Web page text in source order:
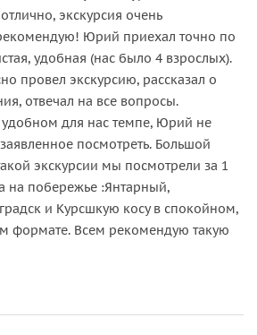
экскурсия очень
Юрий приехал точно по
удобная (нас было 4 взрослых).
провел экскурсию, рассказал о
отвечал на все вопросы.
для нас темпе, Юрий не
посмотреть. Большой
экскурсии мы посмотрели за 1
на побережье :Янтарный,
и Курсшкую косу в спокойном,
формате. Всем рекомендую такую